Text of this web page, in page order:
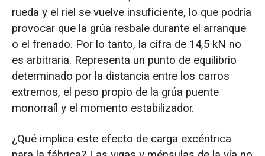
rueda y el riel se vuelve insuficiente, lo que podría
provocar que la grúa resbale durante el arranque
o el frenado. Por lo tanto, la cifra de 14,5 kN no
es arbitraria. Representa un punto de equilibrio
determinado por la distancia entre los carros
extremos, el peso propio de la grúa puente
monorraíl y el momento estabilizador.
¿Qué implica este efecto de carga excéntrica